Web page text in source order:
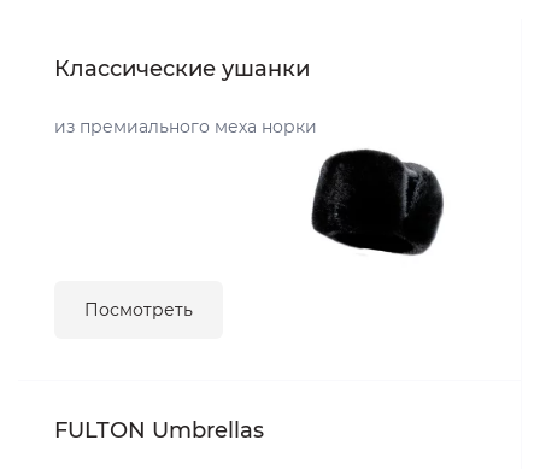
Классические ушанки
из премиального меха норки
Посмотреть
FULTON Umbrellas